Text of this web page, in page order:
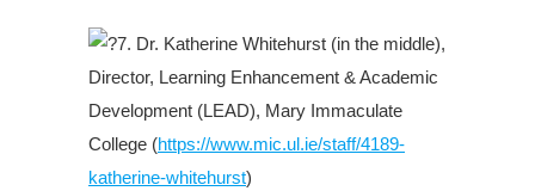
7. Dr. Katherine Whitehurst (in the middle),
Director, Learning Enhancement & Academic
Development (LEAD), Mary Immaculate
College (https://www.mic.ul.ie/staff/4189-
katherine-whitehurst)